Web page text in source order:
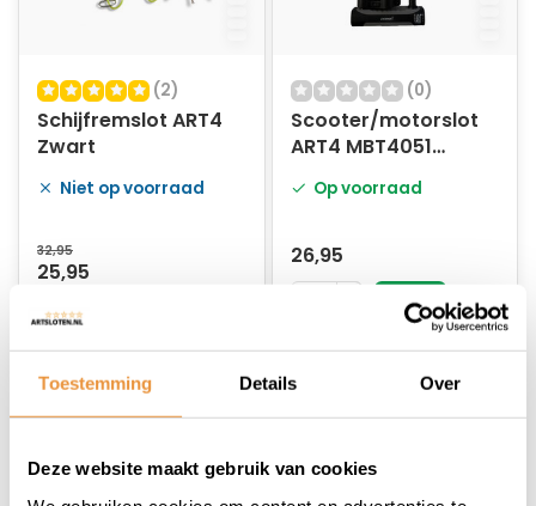
Toestemming Details Over
Deze website maakt gebruik van cookies
(2)
Schijfremslot ART4
Zwart
Niet op voorraad
32,95
25,95
(0)
Scooter/motorslot
ART4 MBT4051
Op voorraad
26,95